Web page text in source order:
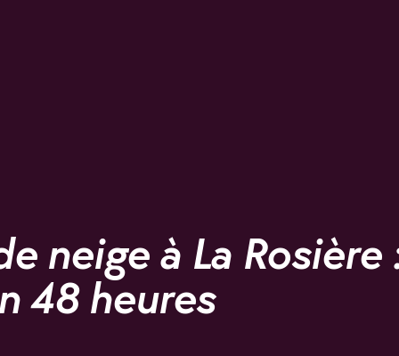
neige à La Rosière
48 heures